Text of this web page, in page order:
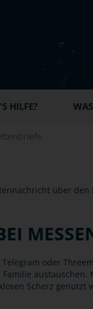
HILFE?
oder
austauschen.
Scherz genutzt